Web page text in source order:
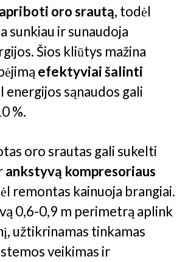
apriboti oro srautą, todėl
sunkiau ir sunaudoja
Šios kliūtys mažina
efektyviai šalinti
energijos sąnaudos gali
%.
oro srautas gali sukelti
ankstyvą kompresoriaus
remontas kainuoja brangiai.
0,6-0,9 m perimetrą aplink
užtikrinamas tinkamas
veikimas ir